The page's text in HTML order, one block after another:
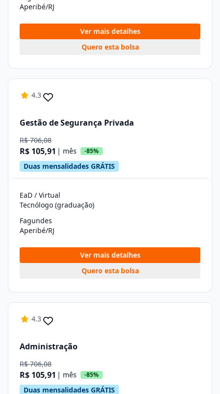
Aperibé/RJ
Ver mais detalhes
Quero esta bolsa
4.3
Gestão de Segurança Privada
R$ 706,08
R$ 105,91 | mês -85%
Duas mensalidades GRÁTIS
EaD / Virtual
Tecnólogo (graduação)
Fagundes
Aperibé/RJ
Ver mais detalhes
Quero esta bolsa
4.3
Administração
R$ 706,08
R$ 105,91 | mês -85%
Duas mensalidades GRÁTIS